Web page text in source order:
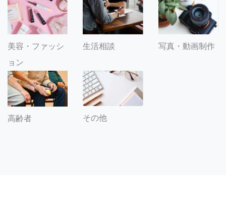
美容・ファッシ
ョン
生活相談 写真・動画制作
高齢者 その他